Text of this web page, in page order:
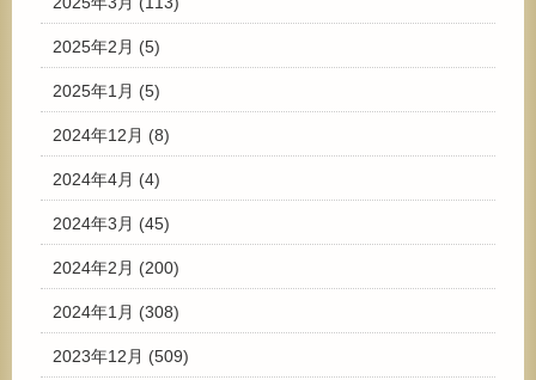
2025年2月 (5)
2025年1月 (5)
2024年12月 (8)
2024年4月 (4)
2024年3月 (45)
2024年2月 (200)
2024年1月 (308)
2023年12月 (509)